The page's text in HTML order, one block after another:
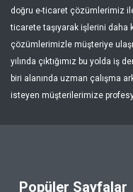
doğru e-ticaret çözümlerimiz
ticarete taşıyarak işlerini daha
çözümlerimizle müşteriye
yılında çıktığımız bu yolda iş
biri alanında uzman çalışma
isteyen müşterilerimize
Popüler Sayfalar